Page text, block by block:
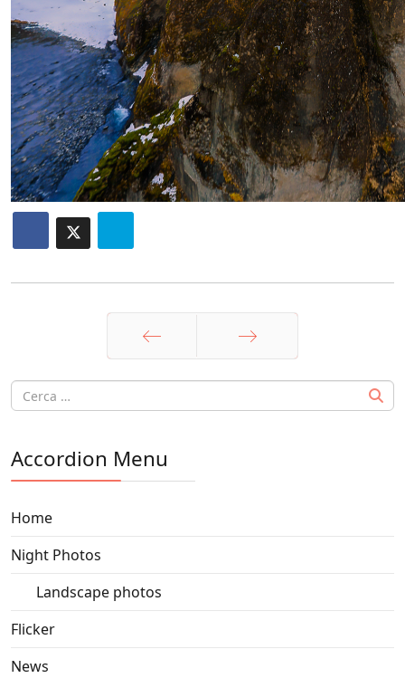
Prec Avanti
Accordion Menu
Home
Night Photos
Landscape photos
Flicker
News